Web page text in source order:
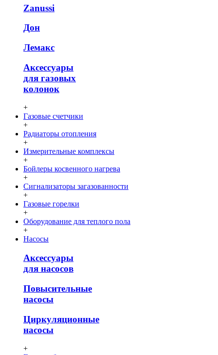
Zanussi
Дон
Лемакс
Аксессуары
для газовых
колонок
+
Газовые счетчики
+
Радиаторы отопления
+
Измерительные комплексы
+
Бойлеры косвенного нагрева
+
Сигнализаторы загазованности
+
Газовые горелки
+
Оборудование для теплого пола
+
Насосы
Аксессуары
для насосов
Повысительные
насосы
Циркуляционные
насосы
+